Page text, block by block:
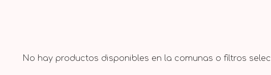
No hay productos disponibles en la comunas o filtros